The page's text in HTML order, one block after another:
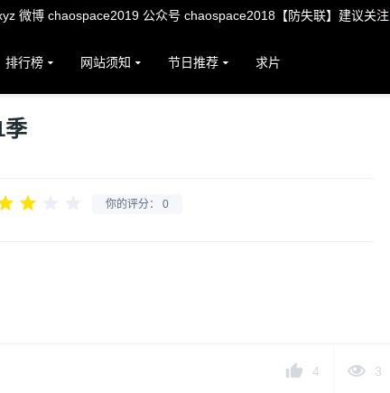
微博 chaospace2019 公众号 chaospace2018【防失联】建议关注
排行榜 网站须知 节日推荐 求片
季
你的评分： 0
4 3